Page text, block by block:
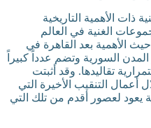
ذات الأهمية التاريخية
الغنية في العالم
حيث الأهمية بعد القاهرة في
السورية وتضم عدداً كبيراً
تقاليدها. وقد أثبتت
أعمال التنقيب الأخيرة التي
يعود لعصور أقدم من تلك التي